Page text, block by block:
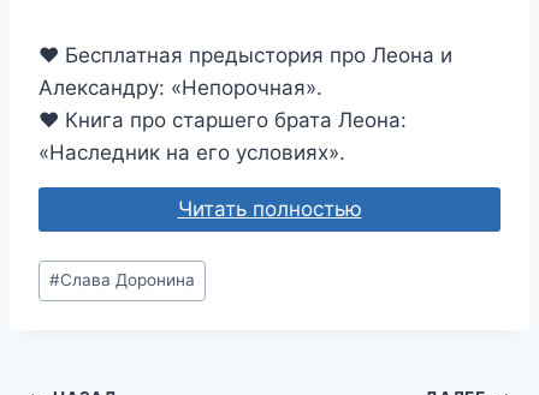
♥️ Бесплатная предыстория про Леона и
Александру: «Непорочная»‎.
♥️ Книга про старшего брата Леона:
«Наследник на его условиях».
Читать полностью
Метки
записи:
#Слава Доронина